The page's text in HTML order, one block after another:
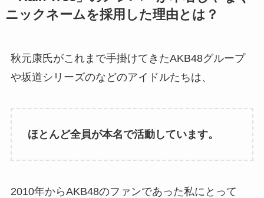
ニックネームを採用した理由とは？
秋元康氏がこれまで手掛けてきたAKB48グループ
や坂道シリーズのなどのアイドルたちは、
ほとんど全員が本名で活動しています。
2010年からAKB48のファンであった私にとって